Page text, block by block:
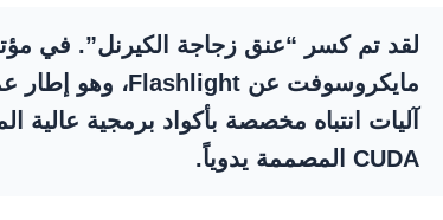
مايكروسوفت عن Flashlight
آليات انتباه مخصصة بأكواد برمجية
CUDA المصممة يدوياً.